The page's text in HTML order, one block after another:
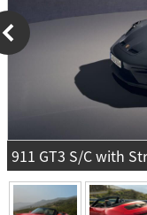
911 GT3 S/C with